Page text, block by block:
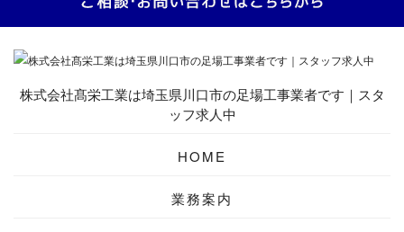
株式会社髙栄工業は埼玉県川口市の足場工事業者です｜スタ
ッフ求人中
HOME
業務案内